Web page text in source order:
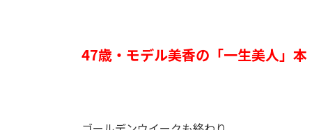
47歳・モデル美香の「一生美人」